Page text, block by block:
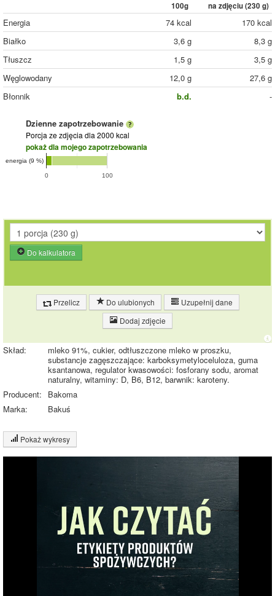
100g na zdjęciu (230 g)
Energia 74 kcal
170 kcal
Białko
3,6 g
8,3 g
Tłuszcz
1,5 g
3,5 g
Węglowodany
12,0 g
27,6 g
Błonnik
b.d. -
Dzienne zapotrzebowanie
Porcja ze zdjęcia dla 2000 kcal
pokaż dla mojego zapotrzebowania
0 100
energia (9 %)
Do kalkulatora
Przelicz Do ulubionych
Uzupełnij dane
Dodaj zdjęcie
Skład:
mleko 91%, cukier, odtłuszczone mleko w proszku,
substancje zagęszczające: karboksymetyloceluloza, guma
ksantanowa, regulator kwasowości: fosforany sodu, aromat
naturalny, witaminy: D, B6, B12, barwnik: karoteny.
Producent:
Bakoma
Marka:
Bakuś
Pokaż wykresy
Wykres składu produktu
Pozostałe (83%)